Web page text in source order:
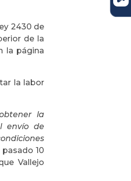
2430 de
de la
la página
la labor
la
envío de
10
Vallejo